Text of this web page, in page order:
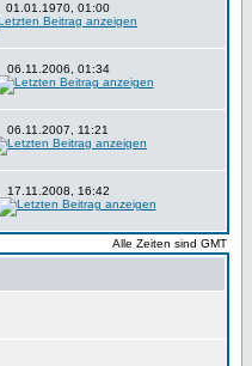
01.01.1970, 01:00
06.11.2006, 01:34
06.11.2007, 11:21
17.11.2008, 16:42
Alle Zeiten sind GMT